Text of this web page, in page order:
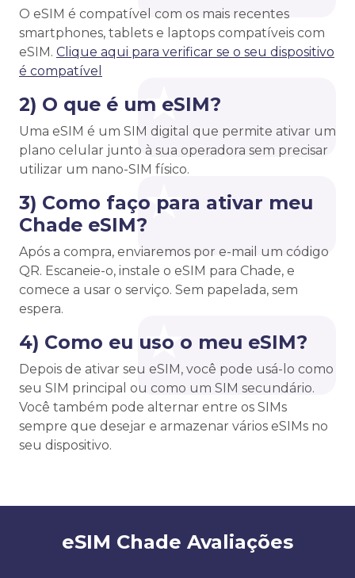
O eSIM é compatível com os mais recentes
smartphones, tablets e laptops compatíveis com
eSIM. Clique aqui para verificar se o seu dispositivo
é compatível
2) O que é um eSIM?
Uma eSIM é um SIM digital que permite ativar um
plano celular junto à sua operadora sem precisar
utilizar um nano-SIM físico.
3) Como faço para ativar meu
Chade eSIM?
Após a compra, enviaremos por e-mail um código
QR. Escaneie-o, instale o eSIM para Chade, e
comece a usar o serviço. Sem papelada, sem
espera.
4) Como eu uso o meu eSIM?
Depois de ativar seu eSIM, você pode usá-lo como
seu SIM principal ou como um SIM secundário.
Você também pode alternar entre os SIMs
sempre que desejar e armazenar vários eSIMs no
seu dispositivo.
eSIM Chade Avaliações